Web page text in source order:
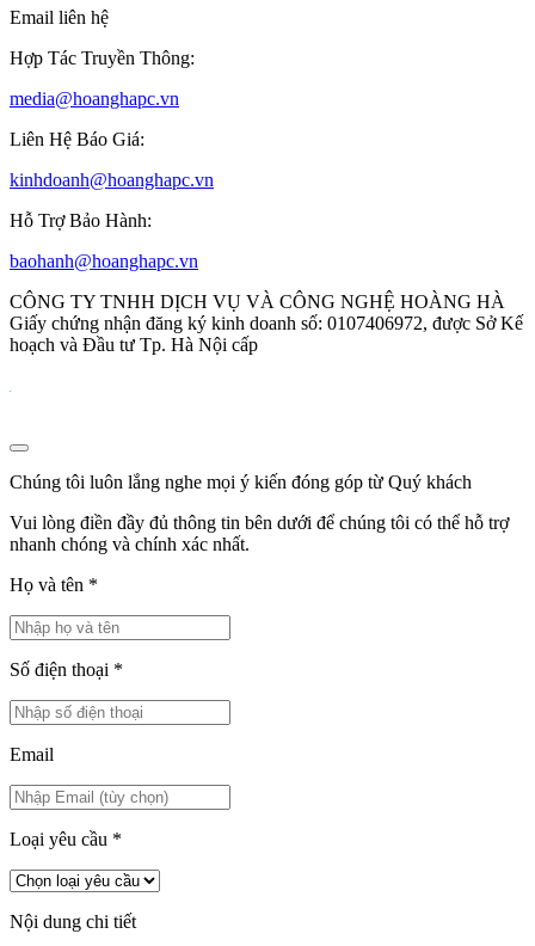
Email liên hệ
Hợp Tác Truyền Thông:
media@hoanghapc.vn
Liên Hệ Báo Giá:
kinhdoanh@hoanghapc.vn
Hỗ Trợ Bảo Hành:
baohanh@hoanghapc.vn
CÔNG TY TNHH DỊCH VỤ VÀ CÔNG NGHỆ HOÀNG HÀ
Giấy chứng nhận đăng ký kinh doanh số: 0107406972, được Sở Kế
hoạch và Đầu tư Tp. Hà Nội cấp
Chúng tôi luôn lắng nghe mọi ý kiến đóng góp từ Quý khách
Vui lòng điền đầy đủ thông tin bên dưới để chúng tôi có thể hỗ trợ
nhanh chóng và chính xác nhất.
Họ và tên *
Số điện thoại *
Email
Loại yêu cầu *
Nội dung chi tiết